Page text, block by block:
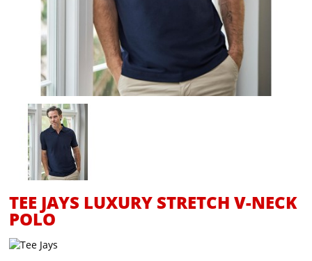
TEE JAYS LUXURY STRETCH V-NECK
POLO